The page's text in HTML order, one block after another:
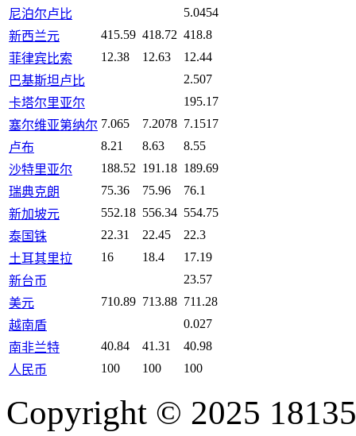
尼泊尔卢比
5.0454
新西兰元
415.59 418.72 418.8
菲律宾比索
12.38 12.63
12.44
巴基斯坦卢比
2.507
卡塔尔里亚尔
195.17
塞尔维亚第纳尔 7.065 7.2078 7.1517
卢布
8.21 8.63
8.55
沙特里亚尔
188.52 191.18 189.69
瑞典克朗
75.36 75.96
76.1
新加坡元
552.18 556.34 554.75
泰国铢
22.31 22.45
22.3
土耳其里拉
16 18.4
17.19
新台币
23.57
美元
710.89 713.88 711.28
越南盾
0.027
南非兰特
40.84 41.31
40.98
人民币
100 100 100
Copyright © 2025